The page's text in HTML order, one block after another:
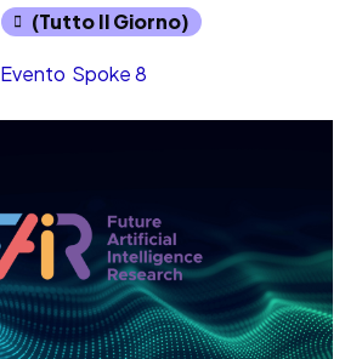
(Tutto Il Giorno)
Evento Spoke 8